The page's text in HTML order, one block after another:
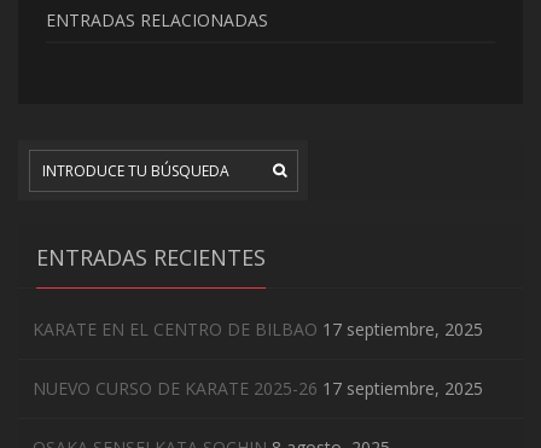
ENTRADAS RELACIONADAS
ENTRADAS RECIENTES
KARATE EN EL CENTRO DE BILBAO 17 septiembre, 2025
NUEVO CURSO DE KARATE 2025-26 17 septiembre, 2025